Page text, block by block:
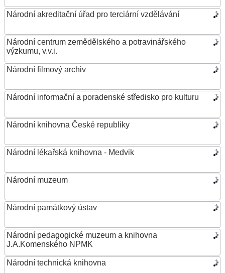
Národní akreditační úřad pro terciární vzdělávání
Národní centrum zemědělského a potravinářského
výzkumu, v.v.i.
Národní filmový archiv
Národní informační a poradenské středisko pro kulturu
Národní knihovna České republiky
Národní lékařská knihovna - Medvik
Národní muzeum
Národní památkový ústav
Národní pedagogické muzeum a knihovna
J.A.Komenského NPMK
Národní technická knihovna